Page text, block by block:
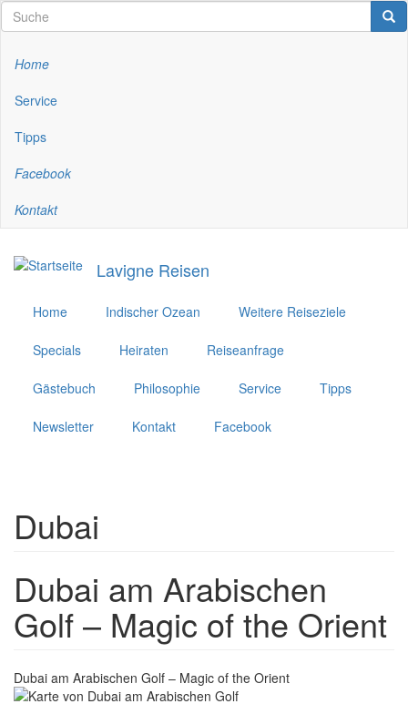
Direkt
zum
Suche
Suche
Top-
Menü
Home
Service
Tipps
Facebook
Kontakt
Lavigne Reisen
Home Indischer Ozean Weitere Reiseziele
Specials Heiraten Reiseanfrage
Gästebuch Philosophie Service Tipps
Newsletter Kontakt Facebook
Dubai
Dubai am Arabischen
Golf – Magic of the Orient
Dubai am Arabischen Golf – Magic of the Orient